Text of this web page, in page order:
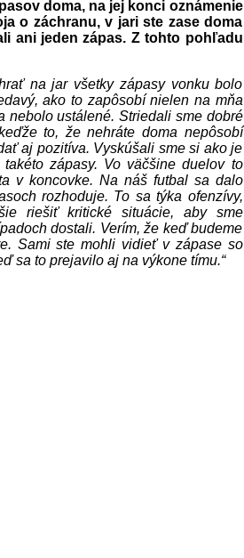
doma, na jej konci oznámenie
o záchranu, v jari ste zase doma
ani jeden zápas. Z tohto pohľadu
na jar všetky zápasy vonku bolo
ako to zapôsobí nielen na mňa
nebolo ustálené. Striedali sme dobré
to, že nehráte doma nepôsobí
aj pozitíva. Vyskúšali sme si ako je
zápasy. Vo väčšine duelov to
v koncovke. Na náš futbal sa dalo
rozhoduje. To sa týka ofenzívy,
riešiť kritické situácie, aby sme
dostali. Verím, že keď budeme
Sami ste mohli vidieť v zápase so
sa to prejavilo aj na výkone tímu.“